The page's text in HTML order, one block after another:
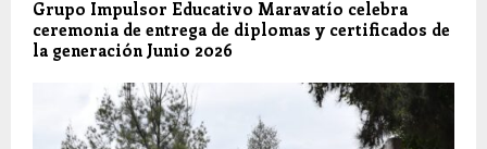
Grupo Impulsor Educativo Maravatío celebra
ceremonia de entrega de diplomas y certificados de
la generación Junio 2026